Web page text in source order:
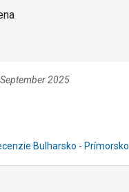
2025
Bulharsko - Prímorsko